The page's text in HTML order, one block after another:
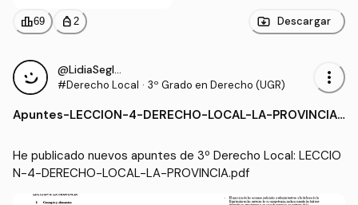
leaderboard69 personal_bag 2 Descargar
@LidiaSeglar
#Derecho Local · 3º Grado en Derecho (UGR) more_vert
Apuntes-LECCION-4-DERECHO-LOCAL-LA-PROVINCIA.
He publicado nuevos apuntes de 3º Derecho Local: LECCIO
N-4-DERECHO-LOCAL-LA-PROVINCIA.pdf